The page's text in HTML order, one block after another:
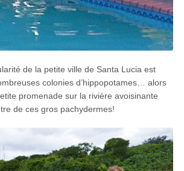
de la petite ville de Santa Lucia est
colonies d’hippopotames… alors
promenade sur la rivière avoisinante
de ces gros pachydermes!